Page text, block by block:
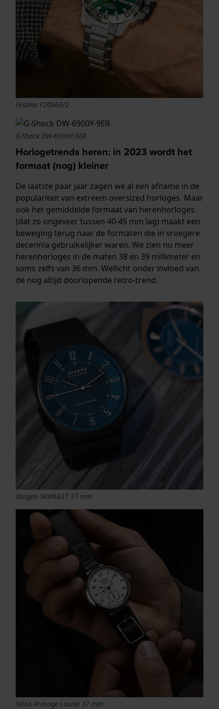
Festina F20665/2
G-Shock DW-6900Y-9ER
Horlogetrends heren: in 2023 wordt het
formaat (nog) kleiner
De laatste paar jaar zagen we al een afname in de
populariteit van extreem oversized horloges. Maar
ook het gemiddelde formaat van herenhorloges
(dat zo ongeveer tussen 40-45 mm lag) maakt een
beweging terug naar de formaten die in vroegere
decennia gebruikelijker waren. We zien nu meer
herenhorloges in de maten 38 en 39 millimeter en
soms zelfs van 36 mm. Wellicht onder invloed van
de nog altijd doorlopende retro-trend.
Skagen SKW6837 37 mm
Seiko Presage Laurel 37 mm